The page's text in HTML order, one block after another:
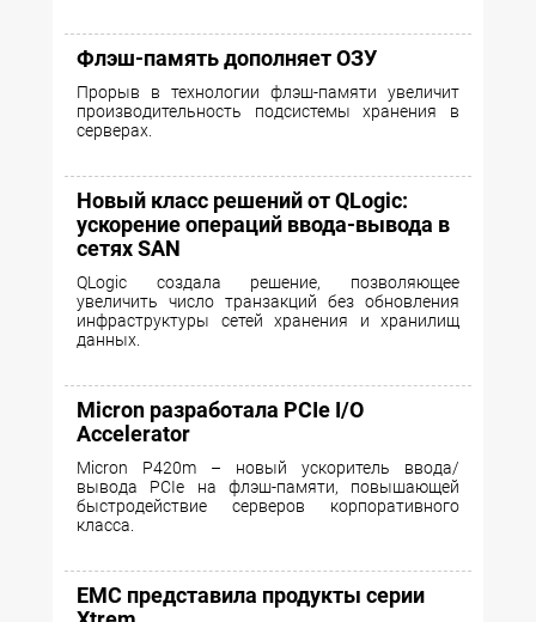
Флэш-память дополняет ОЗУ
Прорыв в технологии флэш-памяти увеличит
производительность подсистемы хранения в
серверах.
Новый класс решений от QLogic:
ускорение операций ввода-вывода в
сетях SAN
QLogic создалa решение, позволяющее
увеличить число транзакций без обновления
инфраструктуры сетей хранения и хранилищ
данных.
Micron разработала PCIe I/O
Accelerator
Micron P420m – новый ускоритель ввода/
вывода PCIe на флэш-памяти, повышающей
быстродействие серверов корпоративного
класса.
EMC представила продукты серии